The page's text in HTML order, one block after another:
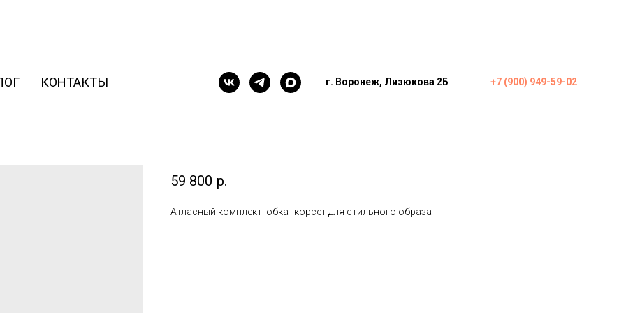
КОНТАКТЫ г. Воронеж, Лизюкова 2Б +7 (900) 949-59-02
59 800 р.
Атласный комплект юбка+корсет для стильного образа